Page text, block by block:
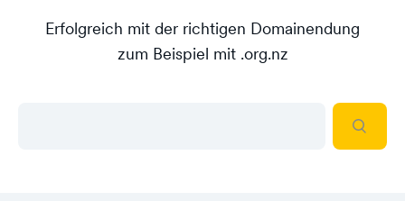
Erfolgreich mit der richtigen Domainendung
zum Beispiel mit .org.nz